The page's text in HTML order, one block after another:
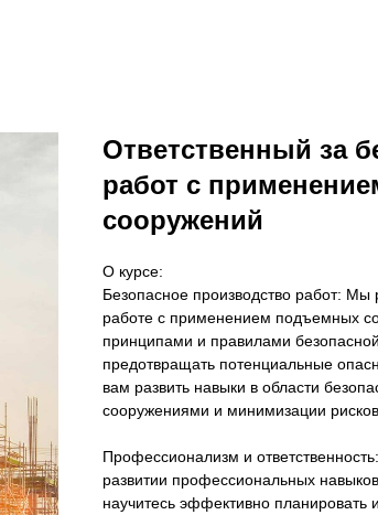
Ответственный за
работ с
сооружений
О курсе:
Безопасное производство работ: Мы
работе с применением подъемных
принципами и правилами
предотвращать потенциальные
вам развить навыки в области
сооружениями и минимизации рисков.
Профессионализм и
развитии профессиональных
научитесь эффективно планировать